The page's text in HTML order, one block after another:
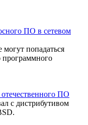
ПО в сетевом
попадаться
программного
ПО
с дистрибутивом